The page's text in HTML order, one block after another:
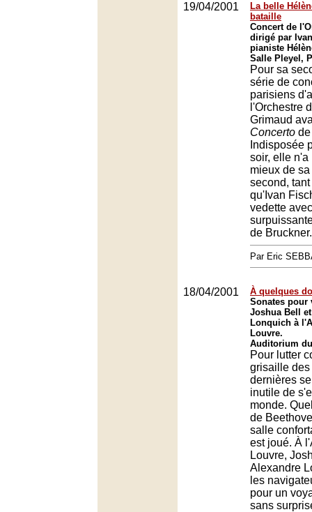
19/04/2001
La belle
bataille
Concert de
dirigé par
pianiste
Salle Pleyel,
Pour sa
série de
parisiens
l'Orchestre
Grimaud
Concerto
Indisposée
soir, elle n'a
mieux de
second,
qu'Ivan
vedette
de Bruckner.
Par Eric
18/04/2001
À quelques
Sonates pour
Joshua Bell
Lonquich à
Louvre.
Auditorium
Pour lutter
grisaille des
dernières
inutile de
monde.
de
salle
est joué. À
Louvre,
Alexandre
les
pour un
sans